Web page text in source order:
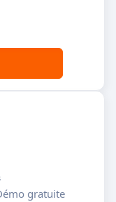
gratuite